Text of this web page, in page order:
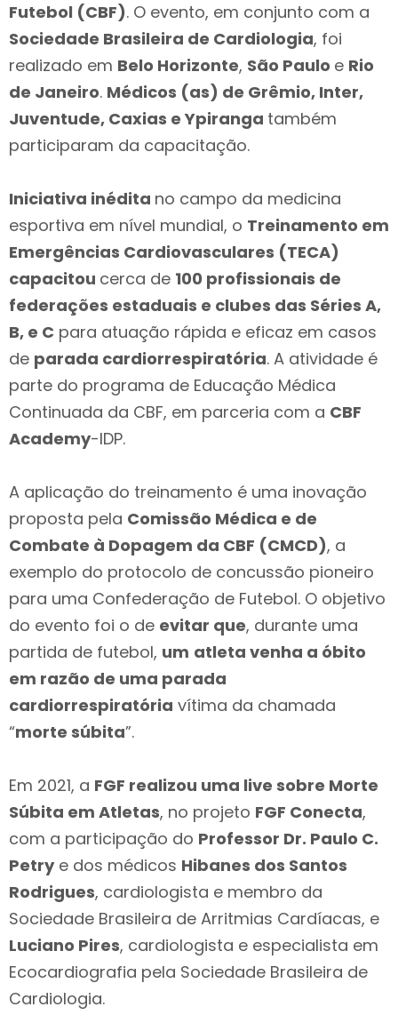
Futebol (CBF). O evento, em conjunto com a
Sociedade Brasileira de Cardiologia, foi
realizado em Belo Horizonte, São Paulo e Rio
de Janeiro. Médicos (as) de Grêmio, Inter,
Juventude, Caxias e Ypiranga também
participaram da capacitação.
Iniciativa inédita no campo da medicina
esportiva em nível mundial, o Treinamento em
Emergências Cardiovasculares (TECA)
capacitou cerca de 100 profissionais de
federações estaduais e clubes das Séries A,
B, e C para atuação rápida e eficaz em casos
de parada cardiorrespiratória. A atividade é
parte do programa de Educação Médica
Continuada da CBF, em parceria com a CBF
Academy-IDP.
A aplicação do treinamento é uma inovação
proposta pela Comissão Médica e de
Combate à Dopagem da CBF (CMCD), a
exemplo do protocolo de concussão pioneiro
para uma Confederação de Futebol. O objetivo
do evento foi o de evitar que, durante uma
partida de futebol, um atleta venha a óbito
em razão de uma parada
cardiorrespiratória vítima da chamada
“morte súbita”.
Em 2021, a FGF realizou uma live sobre Morte
Súbita em Atletas, no projeto FGF Conecta,
com a participação do Professor Dr. Paulo C.
Petrye dos médicos Hibanes dos Santos
Rodrigues, cardiologista e membro da
Sociedade Brasileira de Arritmias Cardíacas, e
Luciano Pires, cardiologista e especialista em
Ecocardiografia pela Sociedade Brasileira de
Cardiologia.